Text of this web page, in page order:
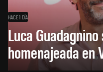
HACE 1 DÍA
Luca
homenajeada en